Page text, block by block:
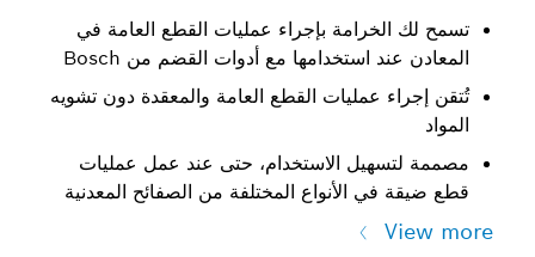
تسمح لك الخرامة بإجراء عمليات القطع العامة في
المعادن عند استخدامها مع أدوات القضم من Bosch
تُتقن إجراء عمليات القطع العامة والمعقدة دون تشويه
المواد
مصممة لتسهيل الاستخدام، حتى عند عمل عمليات
قطع ضيقة في الأنواع المختلفة من الصفائح المعدنية
View more